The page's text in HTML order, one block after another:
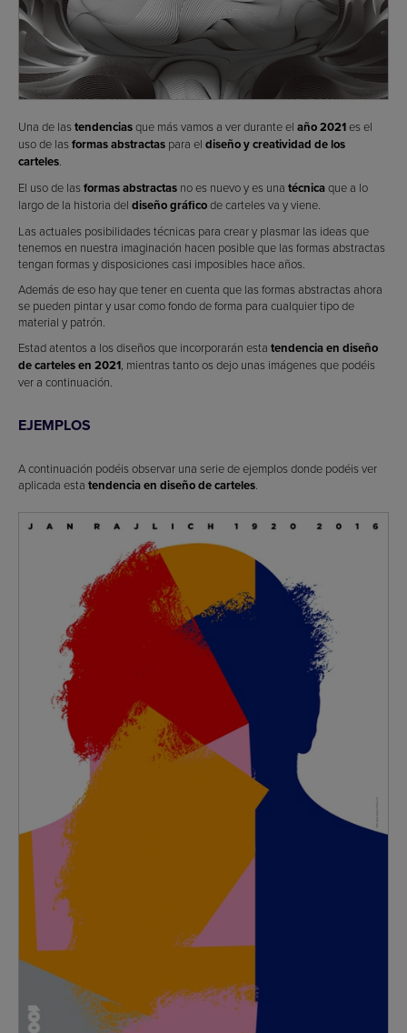
Una de las tendenciasque más vamos a ver durante el año 2021es el
uso de las formas abstractas para el diseño y creatividad de los
carteles.
El uso de las formas abstractas no es nuevo y es una técnicaque a lo
largo de la historia del diseño gráficode carteles va y viene.
Las actuales posibilidades técnicas para crear y plasmar las ideas que
tenemos en nuestra imaginación hacen posible que las formas abstractas
tengan formas y disposiciones casi imposibles hace años.
Además de eso hay que tener en cuenta que las formas abstractas ahora
se pueden pintar y usar como fondo de forma para cualquier tipo de
material y patrón.
Estad atentos a los diseños que incorporarán esta tendencia en diseño
de carteles en 2021, mientras tanto os dejo unas imágenes que podéis
ver a continuación.
EJEMPLOS
A continuación podéis observar una serie de ejemplos donde podéis ver
aplicada esta tendencia en diseño de carteles.